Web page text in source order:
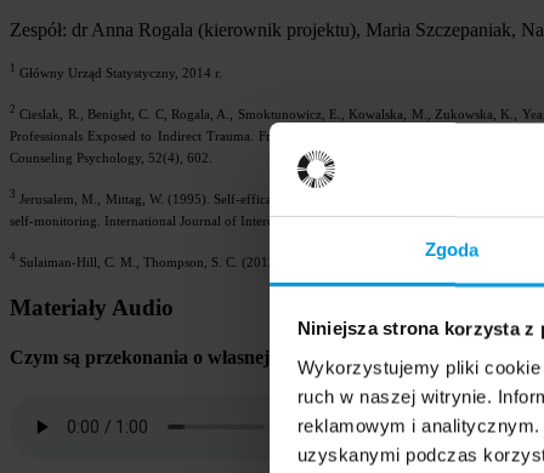
Zgoda
Niniejsza strona korzysta z
Wykorzystujemy pliki
ruch w naszej witrynie.
reklamowym i
uzyskanymi podczas
Zespół: dr Anna Rogala (kierownik projektu), Maria Szczepaniak,
1 Główny Urząd Statystyczny, 2014 r.
2 Cieslak, R., Benight, C. C, Rogala, A., Smoktunowicz, E., Kowalska, M., Zukowska, K.,
Professionals Exposed to Indirect Trauma. Frontiers in Psychology, 7, 1009. Wei, M.,
Counseling Psychology, 52(4), 602.
3 Jerusalem, M., Mittag, W. (1995). Self-efficacy in stressful life transitions. In A. Bandura
self-monitoring. International Journal of Intercultural Relations, 20(2), 167-188.
4 Sulaiman-Hill, C. M., Thompson, S. C. (2013). Learning to fit in: an exploratory study of
Materiały Audio
Czym są przekonania o własnej skuteczności?
Pobierz plik MP3